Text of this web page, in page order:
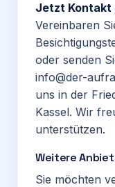
Jetzt Kontakt
Vereinbaren
oder senden
info@der-
uns in der
Kassel. Wir
unterstützen.
Weitere
Sie möchten